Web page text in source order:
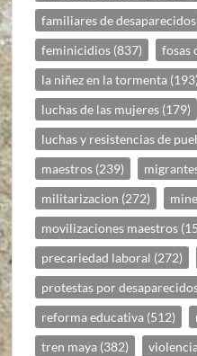
familiares de desaparecidos
feminicidios (837) fosas
la niñez en la tormenta (193)
luchas de las mujeres (179)
luchas y resistencias de
maestros (239)
militarizacion (272)
movilizaciones maestros
precariedad laboral (272)
protestas por
reforma educativa (512)
tren maya (382)